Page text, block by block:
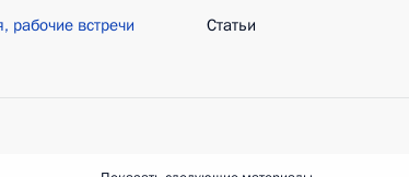
рабочие встречи
Статьи